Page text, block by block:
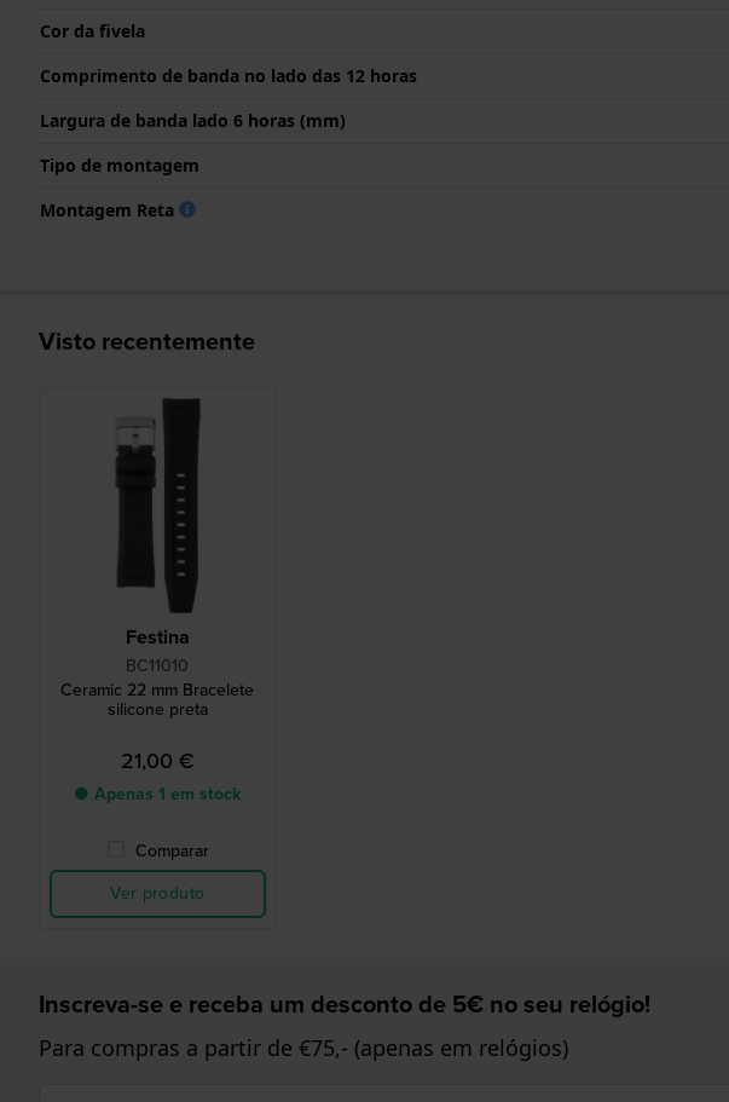
Cor da fivela
Comprimento de banda no lado das 12 horas
Largura de banda lado 6 horas (mm)
Tipo de montagem
Montagem Reta
Visto recentemente
Festina
BC11010
Ceramic 22 mm Bracelete
silicone preta
21,00 €
● Apenas 1 em stock
Comparar
Ver produto
Inscreva-se e receba um desconto de 5€ no seu relógio!
Para compras a partir de €75,- (apenas em relógios)